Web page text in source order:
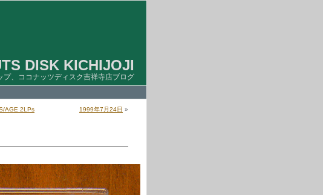
DISK KICHIJOJI
、ココナッツディスク吉祥寺店ブログ
AGE 2LPs 1999年7月24日 »